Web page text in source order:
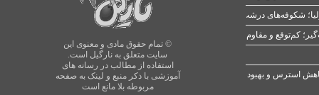
© تمام حقوق مادی و معنوی این
سایت متعلق به نارگیل است.
استفاده از مطالب در رسانه های
آموزشی با ذکر منبع و لینک به صفحه
مربوطه بلا مانع است
شکوفه‌های درشت در بهار